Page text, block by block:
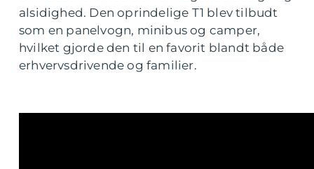
alsidighed. Den oprindelige T1 blev tilbudt
som en panelvogn, minibus og camper,
hvilket gjorde den til en favorit blandt både
erhvervsdrivende og familier.